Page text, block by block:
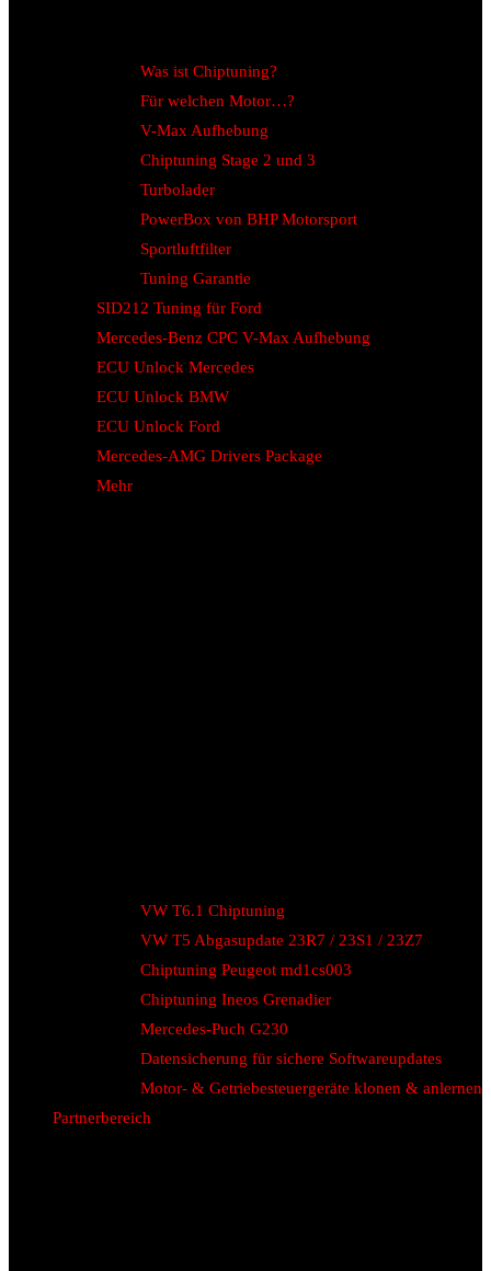
Was ist Chiptuning?
Für welchen Motor…?
V-Max Aufhebung
Chiptuning Stage 2 und 3
Turbolader
PowerBox von BHP Motorsport
Sportluftfilter
Tuning Garantie
SID212 Tuning für Ford
Mercedes-Benz CPC V-Max Aufhebung
ECU Unlock Mercedes
ECU Unlock BMW
ECU Unlock Ford
Mercedes-AMG Drivers Package
Mehr
VW T6.1 Chiptuning
VW T5 Abgasupdate 23R7 / 23S1 / 23Z7
Chiptuning Peugeot md1cs003
Chiptuning Ineos Grenadier
Mercedes-Puch G230
Datensicherung für sichere Softwareupdates
Motor- & Getriebesteuergeräte klonen & anlernen
Partnerbereich